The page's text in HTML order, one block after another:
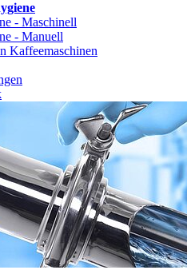
- Maschinell
- Manuell
Kaffeemaschinen